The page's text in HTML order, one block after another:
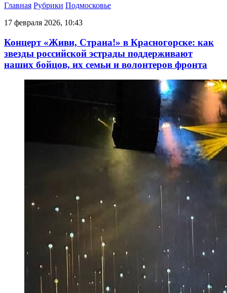
Главная Рубрики Подмосковье
17 февраля 2026, 10:43
Концерт «Живи, Страна!» в Красногорске: как
звезды российской эстрады поддерживают
наших бойцов, их семьи и волонтеров фронта